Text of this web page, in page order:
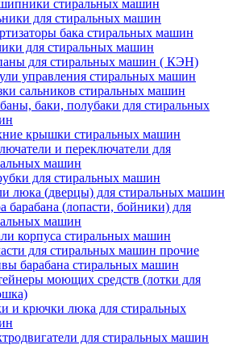
стиральных машин
для стиральных машин
бака стиральных машин
для стиральных машин
для стиральных машин ( КЭН)
управления стиральных машин
сальников стиральных машин
баки, полубаки для стиральных
крышки стиральных машин
и переключатели для
машин
для стиральных машин
люка (дверцы) для стиральных машин
барабана (лопасти, бойники) для
машин
корпуса стиральных машин
для стиральных машин прочие
барабана стиральных машин
моющих средств (лотки для
и крючки люка для стиральных
для стиральных машин